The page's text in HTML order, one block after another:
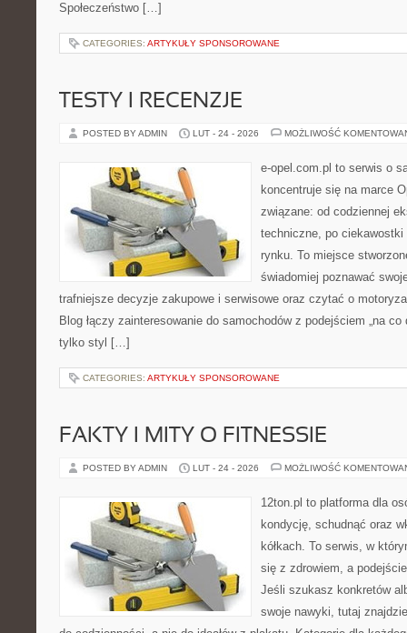
Społeczeństwo […]
CATEGORIES: ARTYKUŁY SPONSOROWANE
TESTY I RECENZJE
POSTED BY ADMIN LUT - 24 - 2026 MOŻLIWOŚĆ
e-opel.com.pl to serwis o
koncentruje się na marce
związane: od codziennej
techniczne, po
rynku. To miejsce
świadomiej poznawać
trafniejsze decyzje zakupowe i serwisowe oraz czytać o
Blog łączy zainteresowanie do samochodów z podejściem „na
tylko styl […]
CATEGORIES: ARTYKUŁY SPONSOROWANE
FAKTY I MITY O FITNESSIE
POSTED BY ADMIN LUT - 24 - 2026 MOŻLIWOŚĆ
12ton.pl to platforma dla
kondycję, schudnąć oraz
kółkach. To serwis, w
się z zdrowiem, a
Jeśli szukasz konkretów
swoje nawyki, tutaj